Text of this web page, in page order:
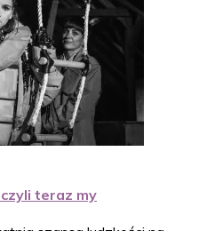
teraz my